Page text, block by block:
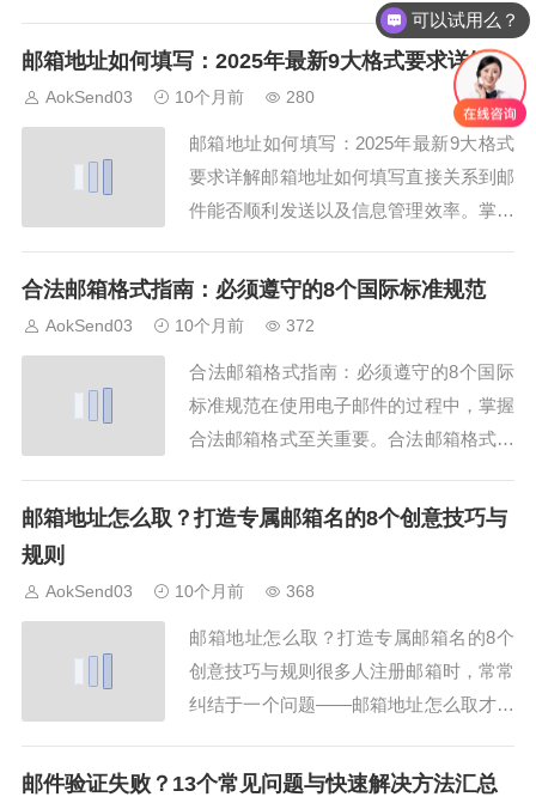
不仅能提升工作效率，还能保证邮件准确
送达。本文结合AokSend，为你详细介绍
指定邮箱的14种高效管理方法，并解析不
同使用场景，帮助你实现系统化邮箱管
理。一、批量导入指定邮箱使用AokSe
n...
邮箱地址如何填写：2025年最新9大格式要求详解
AokSend03 10个月前 280
邮箱地址如何填写：2025年最新9大格式
要求详解邮箱地址如何填写直接关系到邮
件能否顺利发送以及信息管理效率。掌握
对个人和企业用户来说至关重要。本文结
求，并提供实践指导，帮助用户提升邮
件...
合法邮箱格式指南：必须遵守的8个国际标准规范
AokSend03 10个月前 372
合法邮箱格式指南：必须遵守的8个国际
标准规范在使用电子邮件的过程中，掌握
合法邮箱格式至关重要。合法邮箱格式不
安全性和数据管理效率。本文将结合Aok
法邮箱格式指南。一、合法邮箱格式的基
本定义...
邮箱地址怎么取？打造专属邮箱名的8个创意技巧与
规则
AokSend03 10个月前 368
邮箱地址怎么取？打造专属邮箱名的8个
创意技巧与规则很多人注册邮箱时，常常
纠结于一个问题——邮箱地址怎么取才既
址，不仅能体现个人或企业形象，还能在
邮件验证失败？13个常见问题与快速解决方法汇总
可以试用么？
怎么收费的呢？